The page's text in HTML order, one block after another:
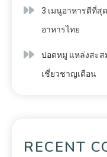
3 เมนูอาหารดีที่สุ
อาหารไทย
ปอดหมู แหล่งสะส
เชี่ยวชาญเตือน
RECENT